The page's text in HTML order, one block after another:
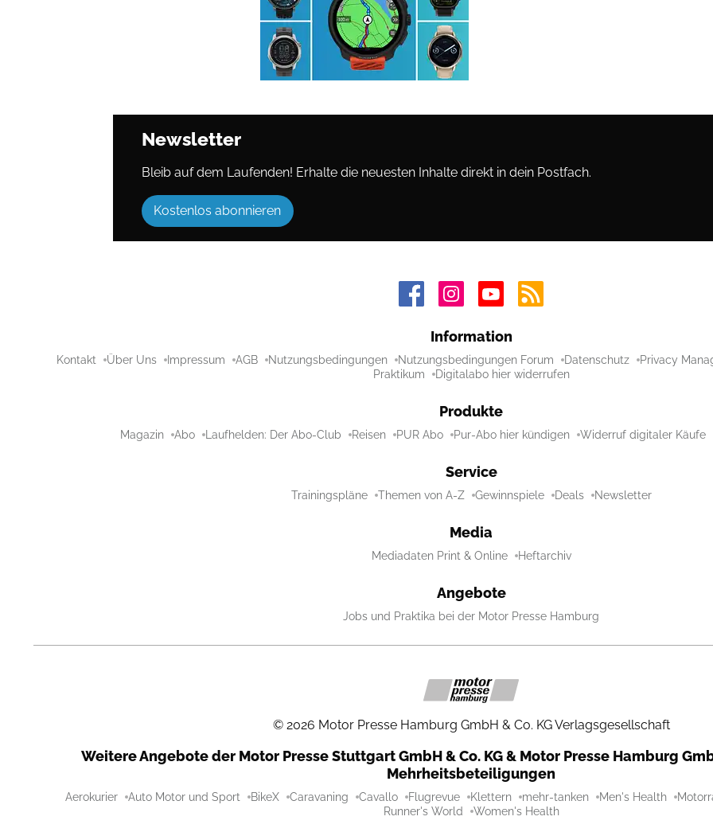
Newsletter
Bleib auf dem Laufenden! Erhalte die neuesten Inhalte direkt in dein Postfach.
Kostenlos abonnieren
Information
Kontakt Über Uns Impressum AGB Nutzungsbedingungen Nutzungsbedingungen Forum Datenschutz
Privacy
Praktikum
Digitalabo hier widerrufen
Produkte
Magazin Abo Laufhelden: Der Abo-Club Reisen PUR Abo Pur-Abo hier kündigen Widerruf digitaler Käufe
Service
Trainingspläne Themen von A-Z Gewinnspiele Deals Newsletter
Media
Mediadaten Print & Online Heftarchiv
Angebote
Jobs und Praktika bei der Motor Presse Hamburg
© 2026 Motor Presse Hamburg GmbH & Co. KG Verlagsgesellschaft
Weitere Angebote der Motor Presse Stuttgart GmbH & Co. KG & Motor Presse Hamburg
Mehrheitsbeteiligungen
Aerokurier Auto Motor und Sport BikeX Caravaning Cavallo Flugrevue Klettern mehr-tanken Men's Health
Runner's World
Women's Health